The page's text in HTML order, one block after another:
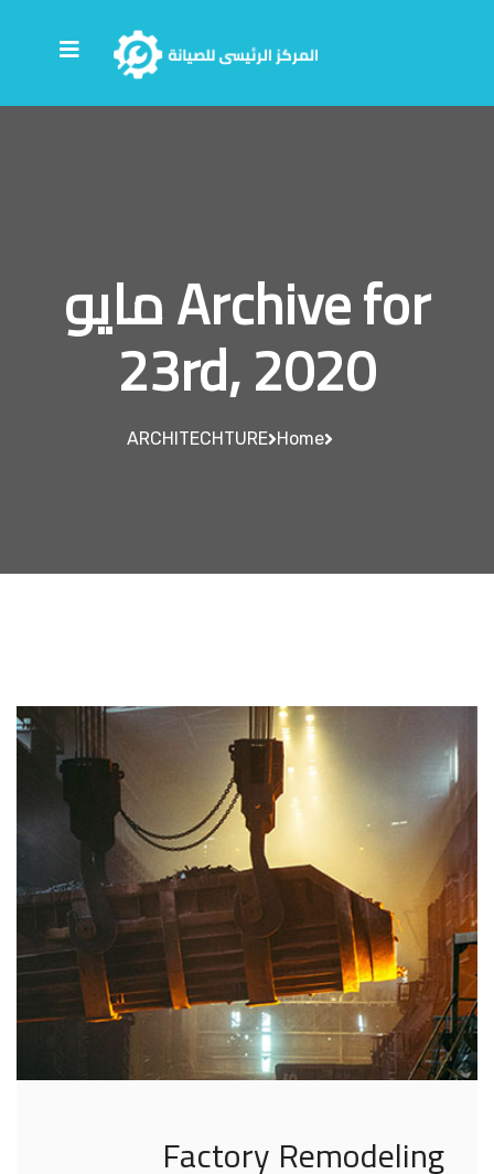
Archive for مايو
23rd, 2020
Home
ARCHITECHTURE
Factory Remodeling